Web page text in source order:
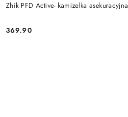
Zhik PFD Active- kamizelka asekuracyjna
Cena:
369.90